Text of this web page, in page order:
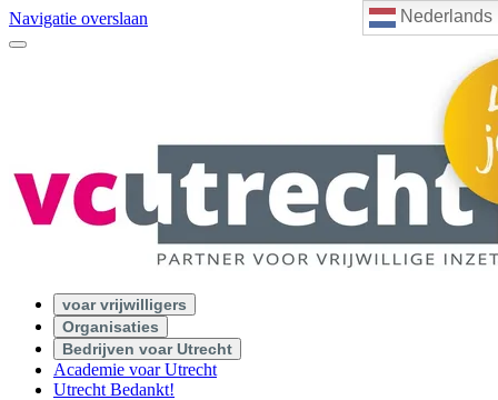
Nederlands
Navigatie overslaan
voar vrijwilligers
Organisaties
Bedrijven voar Utrecht
Academie voar Utrecht
Utrecht Bedankt!